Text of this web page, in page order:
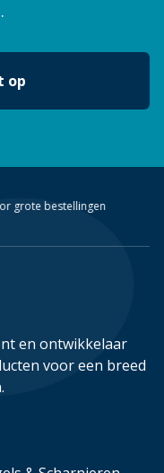
op
grote bestellingen
en ontwikkelaar
voor een breed